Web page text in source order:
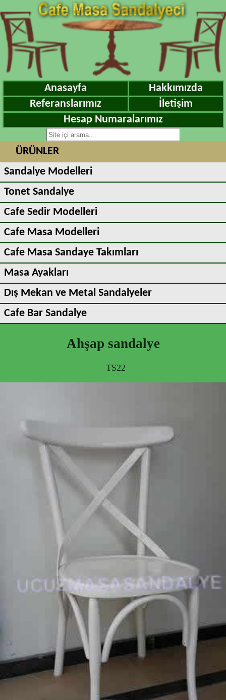
Anasayfa
Hakkımızda
Referanslarımız
İletişim
Hesap Numaralarımız
ÜRÜNLER
Sandalye Modelleri
Tonet Sandalye
Cafe Sedir Modelleri
Cafe Masa Modelleri
Cafe Masa Sandaye Takımları
Masa Ayakları
Dış Mekan ve Metal Sandalyeler
Cafe Bar Sandalye
Ahşap sandalye
TS22